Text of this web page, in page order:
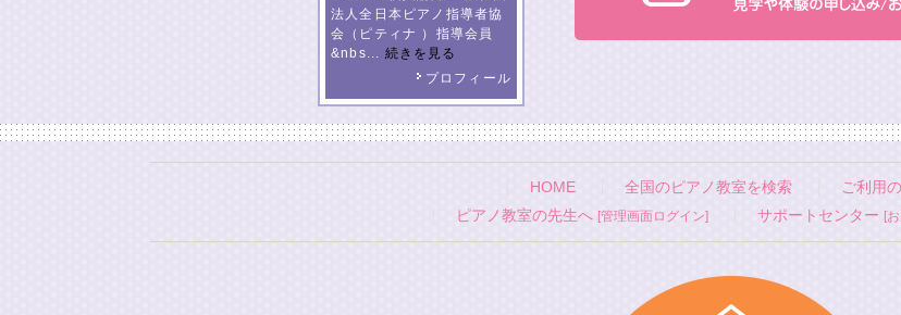
法人全日本ピアノ指導者協
会（ピティナ ）指導会員
&nbs... 続きを見る
プロフィール
HOME 全国のピアノ教室を検索
ご利用
ピアノ教室の先生へ [管理画面ログイン] サポートセンター [